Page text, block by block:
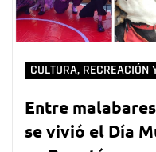
CULTURA, RECREACIÓN
Entre
se vivió el Día